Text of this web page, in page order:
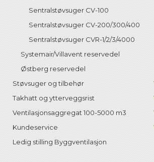
Sentralstøvsuger CV-100
Sentralstøvsuger CV-200/300/400
Sentralstøvsuger CVR-1/2/3/4000
Systemair/Villavent reservedel
Østberg reservedel
Støvsuger og tilbehør
Takhatt og ytterveggsrist
Ventilasjonsaggregat 100-5000 m3
Kundeservice
Ledig stilling Byggventilasjon